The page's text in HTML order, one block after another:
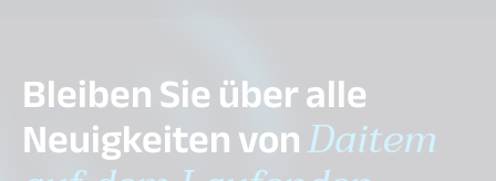
Bleiben Sie über alle
Neuigkeiten vonDaitem